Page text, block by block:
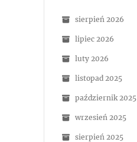
sierpień 2026
lipiec 2026
luty 2026
listopad 2025
październik 2025
wrzesień 2025
sierpień 2025